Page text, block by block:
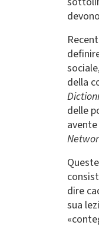
della
delle
dire
sua